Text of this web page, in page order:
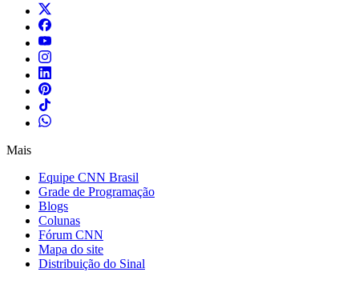
Mais
Equipe CNN Brasil
Grade de Programação
Blogs
Colunas
Fórum CNN
Mapa do site
Distribuição do Sinal